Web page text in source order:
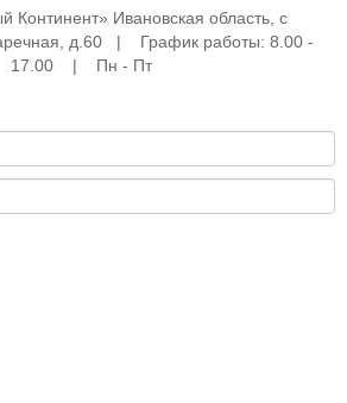
Континент» Ивановская область, с
д.60 | График работы: 8.00 -
17.00 | Пн - Пт